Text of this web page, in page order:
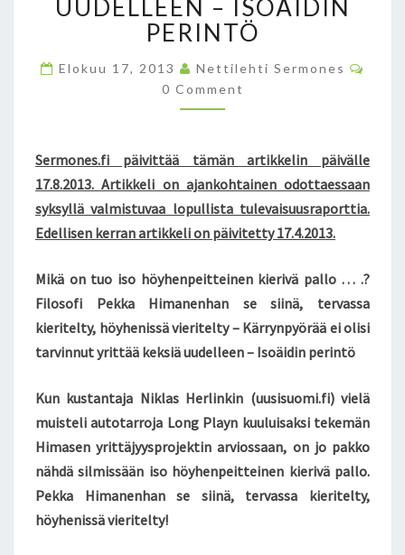
H
N
P
E
T
T
E
I
N
N
K
I
E
R
V
Ä
P
A
L
L
UUDELLEEN – ISOÄIDIN
PERINTÖ
Elokuu 17, 2013 Nettilehti Sermones
S
0 Comment
Sermones.fi päivittää tämän artikkelin päivälle
17.8.2013. Artikkeli on ajankohtainen odottaessaan
syksyllä valmistuvaa lopullista tulevaisuusraporttia.
Edellisen kerran artikkeli on päivitetty 17.4.2013.
Mikä on tuo iso höyhenpeitteinen kierivä pallo … .?
Filosofi Pekka Himanenhan se siinä, tervassa
kieritelty, höyhenissä vieritelty – Kärrynpyörää ei olisi
tarvinnut yrittää keksiä uudelleen – Isoäidin perintö
Kun kustantaja Niklas Herlinkin (uusisuomi.fi) vielä
muisteli autotarroja Long Playn kuuluisaksi tekemän
Himasen yrittäjyysprojektin arviossaan, on jo pakko
nähdä silmissään iso höyhenpeitteinen kierivä pallo.
Pekka Himanenhan se siinä, tervassa kieritelty,
höyhenissä vieritelty!